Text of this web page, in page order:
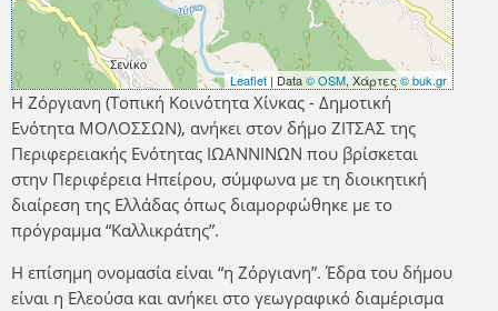
Leaflet | Data© OSM, Χάρτες © buk.gr
Η Ζόργιανη (Τοπική Κοινότητα Χίνκας - Δημοτική
Ενότητα ΜΟΛΟΣΣΩΝ), ανήκει στον δήμο ΖΙΤΣΑΣ της
Περιφερειακής Ενότητας ΙΩΑΝΝΙΝΩΝ που βρίσκεται
στην Περιφέρεια Ηπείρου, σύμφωνα με τη διοικητική
διαίρεση της Ελλάδας όπως διαμορφώθηκε με το
πρόγραμμα “Καλλικράτης”.
Η επίσημη ονομασία είναι “η Ζόργιανη”. Έδρα του δήμου
είναι η Ελεούσα και ανήκει στο γεωγραφικό διαμέρισμα